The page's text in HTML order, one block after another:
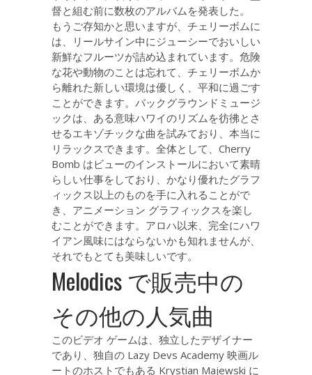
督と組む前に数枚のアルバムを発表した。
もうご存知かと思いますが、チェリーボムに
は、リールサイン中にジューシーでおいしい
新鮮なフルーツが詰め込まれています。危険
な花や動物のことは忘れて、チェリーボムか
ら離れた新しい環境は優しく、平和に過ごす
ことができます。バックグラウンドミュージ
ックは、ある意味ハワイのリズムを彷彿とさ
せるエキゾチックな曲を試みており、本当に
リラックスできます。全体として、Cherry
Bomb はビューのインストールにおいて素晴
らしい仕事をしており、かなり優れたグラフ
ィックス以上のものを手に入れることがで
き、アニメーション グラフィックスを楽し
むことができます。アロハ以来、完全にハワ
イアン風味にはならないかも知れませんが、
それでもとても美味しいです。
Melodics で販売中の
その他の人気曲
このビデオ ゲームは、独立したデザイナー
であり、独自の Lazy Devs Academy 映画ル
ートのホストでもある Krystian Majewski に